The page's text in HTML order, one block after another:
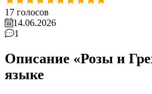
17 голосов
14.06.2026
1
Описание «Розы и
языке